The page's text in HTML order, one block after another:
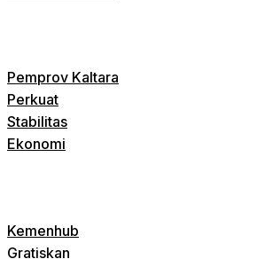
Pemprov Kaltara
Perkuat
Stabilitas
Ekonomi
Kemenhub
Gratiskan